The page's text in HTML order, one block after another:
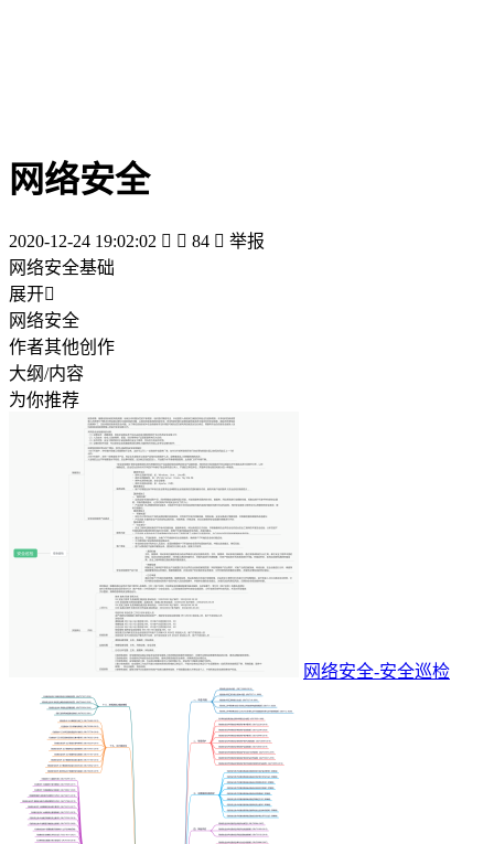
网络安全
2020-12-24 19:02:02   84  举报
网络安全基础
展开
网络安全
作者其他创作
大纲/内容
为你推荐
网络安全-安全巡检